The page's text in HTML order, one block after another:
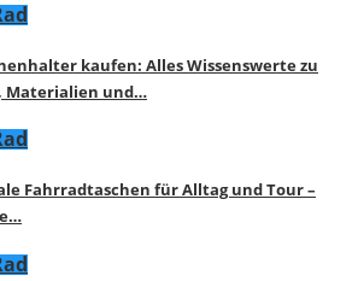
kaufen: Alles Wissenswerte zu
Materialien und…
Fahrradtaschen für Alltag und Tour –